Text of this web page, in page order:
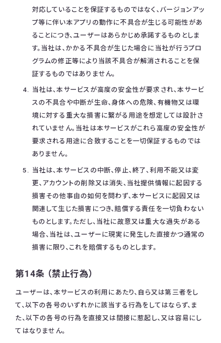
対応していることを保証するものではなく、バージョンアッ
プ等に伴い本アプリの動作に不具合が生じる可能性があ
ることにつき、ユーザーはあらかじめ承諾するものとしま
す。当社は、かかる不具合が生じた場合に当社が行うプロ
グラムの修正等により当該不具合が解消されることを保
証するものではありません。
当社は、本サービスが高度の安全性が要求され、本サービ
スの不具合や中断が生命、身体への危険、有機物又は環
境に対する重大な損害に繋がる用途を想定しては設計さ
れていません。当社は本サービスがこれら高度の安全性が
要求される用途に合致することを一切保証するものでは
ありません。
当社は、本サービスの中断、停止、終了、利用不能又は変
更、アカウントの削除又は消失、当社提供情報に起因する
損害その他事由の如何を問わず、本サービスに起因又は
関連して生じた損害につき、賠償する責任を一切負わない
ものとします。ただし、当社に故意又は重大な過失がある
場合、当社は、ユーザーに現実に発生した直接かつ通常の
損害に限り、これを賠償するものとします。
第14条 （禁止行為）
ユーザーは、本サービスの利用にあたり、自ら又は第三者をし
て、以下の各号のいずれかに該当する行為をしてはならず、ま
た、以下の各号の行為を直接又は間接に惹起し、又は容易にし
てはなりません。